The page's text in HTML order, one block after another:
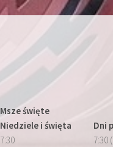
Msze święte
Niedziele i święta
7:30
Dni
7:30